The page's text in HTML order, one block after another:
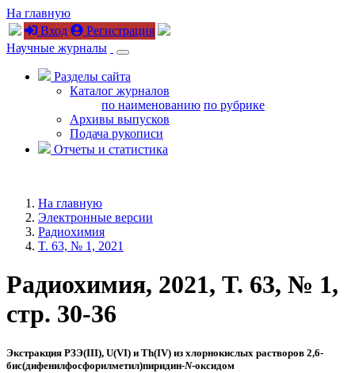
На главную
Вход
Регистрация
Научные журналы
Разделы сайта
Каталог журналов
по наименованию по рубрике
Архивы выпусков
Подача рукописи
Отчеты и статистика
На главную
Электронные версии
Радиохимия
T. 63, № 1, 2021
Радиохимия, 2021, T. 63, № 1,
стр. 30-36
Экстракция РЗЭ(III), U(VI) и Th(IV) из хлорнокислых растворов 2,6-
бис(дифенилфосфорилметил)пиридин-N-оксидом